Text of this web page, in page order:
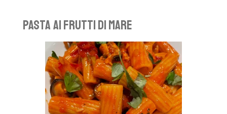
Pasta ai frutti di mare